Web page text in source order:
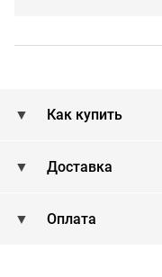
Как купить
Доставка
Оплата